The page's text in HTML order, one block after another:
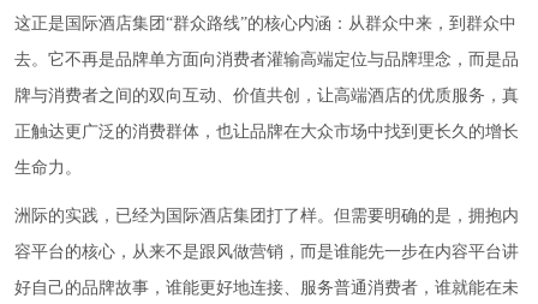
这正是国际酒店集团“群众路线”的核心内涵：从群众中来，到群众中
去。它不再是品牌单方面向消费者灌输高端定位与品牌理念，而是品
牌与消费者之间的双向互动、价值共创，让高端酒店的优质服务，真
正触达更广泛的消费群体，也让品牌在大众市场中找到更长久的增长
生命力。
洲际的实践，已经为国际酒店集团打了样。但需要明确的是，拥抱内
容平台的核心，从来不是跟风做营销，而是谁能先一步在内容平台讲
好自己的品牌故事，谁能更好地连接、服务普通消费者，谁就能在未